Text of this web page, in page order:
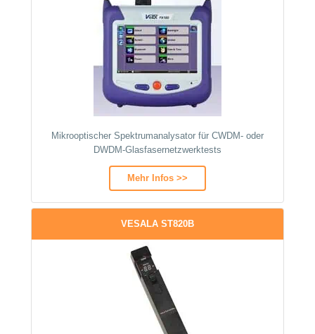
Mikrooptischer Spektrumanalysator für CWDM- oder
DWDM-Glasfasernetzwerktests
Mehr Infos >>
VESALA ST820B